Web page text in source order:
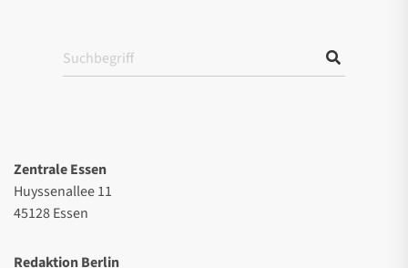
Zentrale Essen
Huyssenallee 11
45128 Essen
Redaktion Berlin